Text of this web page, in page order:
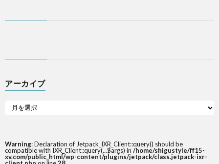
アーカイブ
Warning: Declaration of Jetpack_IXR_Client::query() should be
compatible with IXR_Client::query(...$args) in /home/shigustyle/ff15-
xv.com/public_html/wp-content/plugins/jetpack/class.jetpack-ixr-